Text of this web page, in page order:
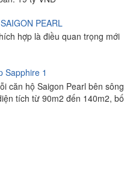
PEARL
hợp là điều quan trọng mới
Sapphire 1
căn hộ Saigon Pearl bên sông
tích từ 90m2 đến 140m2, bố